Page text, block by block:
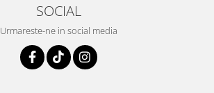
SOCIAL
Urmareste-ne in social media